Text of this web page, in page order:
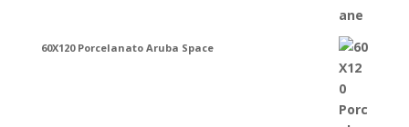
60X120 Porcelanato Aruba Space